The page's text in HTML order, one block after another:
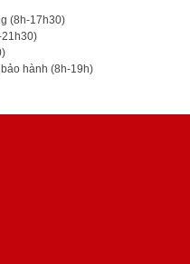
(8h-17h30)
21h30)
hành (8h-19h)